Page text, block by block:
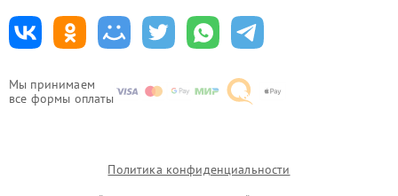
Мы принимаем
все формы оплаты
Политика конфиденциальности